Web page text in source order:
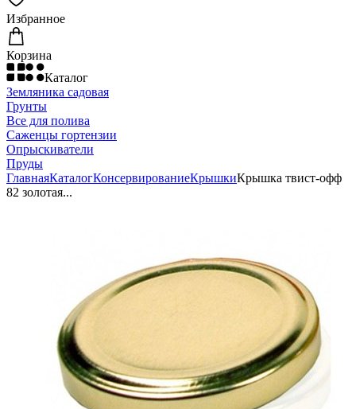
Избранное
Корзина
Каталог
Земляника садовая
Грунты
Все для полива
Саженцы гортензии
Опрыскиватели
Пруды
ГлавнаяКаталогКонсервированиеКрышкиКрышка твист-офф
82 золотая...